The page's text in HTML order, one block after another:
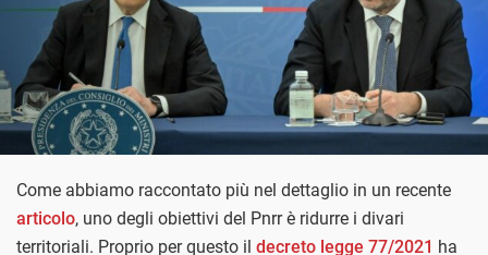
Come abbiamo raccontato più nel dettaglio in un recente
articolo, uno degli obiettivi del Pnrr è ridurre i divari
territoriali. Proprio per questo il decreto legge 77/2021 ha